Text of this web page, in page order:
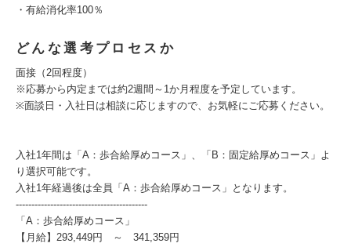
・有給消化率100％
どんな選考プロセスか
面接（2回程度）
※応募から内定までは約2週間～1か月程度を予定しています。
※面談日・入社日は相談に応じますので、お気軽にご応募ください。
入社1年間は「A：歩合給厚めコース」、「B：固定給厚めコース」よ
り選択可能です。
入社1年経過後は全員「A：歩合給厚めコース」となります。
------------------------------------------
「A：歩合給厚めコース」
【月給】293,449円 ～ 341,359円